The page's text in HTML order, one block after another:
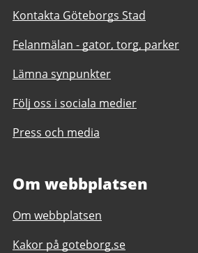
Kontakta Göteborgs Stad
Felanmälan - gator, torg, parker
Lämna synpunkter
Följ oss i sociala medier
Press och media
Om webbplatsen
Om webbplatsen
Kakor på goteborg.se